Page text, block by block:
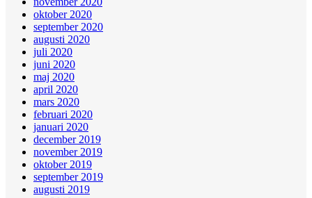
oktober 2020
september 2020
augusti 2020
juli 2020
juni 2020
maj 2020
april 2020
mars 2020
februari 2020
januari 2020
december 2019
november 2019
oktober 2019
september 2019
augusti 2019